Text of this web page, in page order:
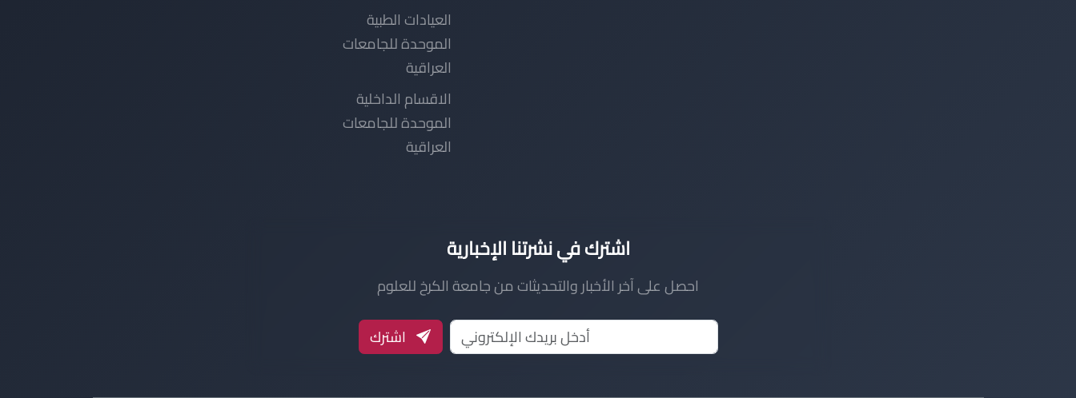
العيادات الطبية
الموحدة للجامعات
العراقية
الاقسام الداخلية
الموحدة للجامعات
العراقية
اشترك في نشرتنا الإخبارية
احصل على آخر الأخبار والتحديثات من جامعة الكرخ للعلوم